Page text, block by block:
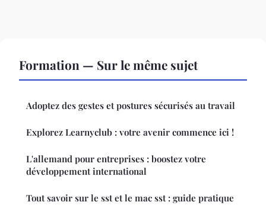
Formation — Sur le même sujet
Adoptez des gestes et postures sécurisés au travail
Explorez Learnyclub : votre avenir commence ici !
L'allemand pour entreprises : boostez votre
développement international
Tout savoir sur le sst et le mac sst : guide pratique